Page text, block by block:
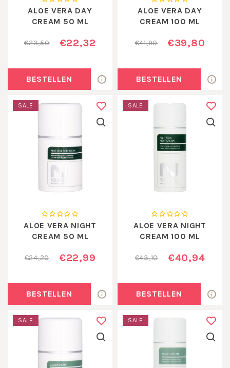
ALOE VERA DAY
CREAM 50 ML
€23,50 €22,32
BESTELLEN
ALOE VERA DAY
CREAM 100 ML
€41,90 €39,80
BESTELLEN
SALE
ALOE VERA NIGHT
CREAM 50 ML
€24,20 €22,99
BESTELLEN
SALE
ALOE VERA NIGHT
CREAM 100 ML
€43,10 €40,94
BESTELLEN
SALE SALE